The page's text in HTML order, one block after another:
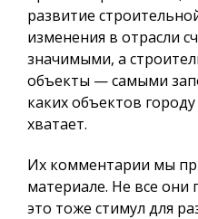
развитие
изменения в отрасли
значимыми, а
объекты — самыми
каких объектов
хватает.
Их комментарии мы
материале. Не все
это тоже стимул для